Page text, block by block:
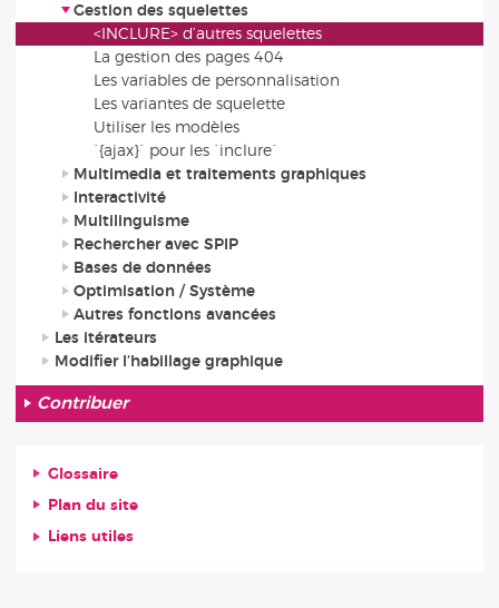
Gestion des squelettes
<INCLURE> d’autres squelettes
La gestion des pages 404
Les variables de personnalisation
Les variantes de squelette
Utiliser les modèles
`{ajax}` pour les `inclure`
Multimedia et traitements graphiques
Interactivité
Multilinguisme
Rechercher avec SPIP
Bases de données
Optimisation / Système
Autres fonctions avancées
Les itérateurs
Modifier l’habillage graphique
Contribuer
Glossaire
Plan du site
Liens utiles